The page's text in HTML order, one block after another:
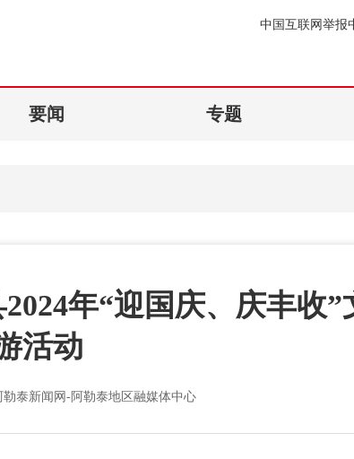
中国互联网举报
要闻 专题
年“迎国庆、庆丰收”
活动
勒泰新闻网-阿勒泰地区融媒体中心